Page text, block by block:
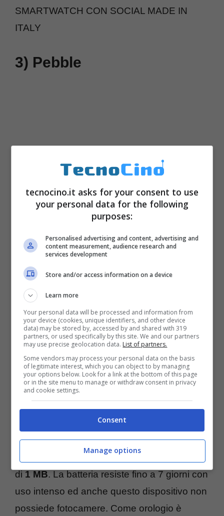
SMARTWATCH CON SOCIAL MADE IN
ITALY
3) Pebble
Pebbleè uno smartwatch dall’aspetto
personalizzabile grazie ai tantissimi
quadranti disponibili e ulteriori da scaricare.
Ha un microprocessore da80 Mhze una
RAM da 4 MB
mentre lo storage è
di 1 MB. La batteria resiste fino a 7 giorni con
uso intenso ed anche questo dispositivo non
possiede fotocamere. Come orologio è
tecnocino.it asks for your consent to use
your personal data for the following
purposes:
Personalised advertising and content, advertising and
content measurement, audience research and
services development
Store and/or access information on a device
Learn more
Your personal data will be processed and information from
your device (cookies, unique identifiers, and other device
data) may be stored by, accessed by and shared with 319
partners, or used specifically by this site. We and our partners
may use precise geolocation data. List of partners.
Some vendors may process your personal data on the basis
of legitimate interest, which you can object to by managing
your options below. Look for a link at the bottom of this page
or in the site menu to manage or withdraw consent in privacy
and cookie settings.
Consent
Manage options